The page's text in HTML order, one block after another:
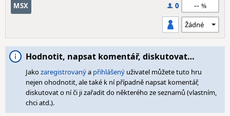
MSX 0 --
Hodnotit, napsat komentář, diskutovat…
Jakozaregistrovanýa přihlášený uživatel můžete tuto hru
nejen ohodnotit, ale také k ní případně napsat komentář,
diskutovat o ní či ji zařadit do některého ze seznamů (vlastním,
chci atd.).